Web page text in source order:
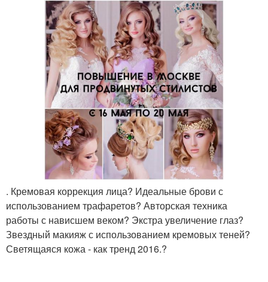
. Кремовая коррекция лица? Идеальные брови с
использованием трафаретов? Авторская техника
работы с нависшем веком? Экстра увеличение глаз?
Звездный макияж с использованием кремовых теней?
Светящаяся кожа - как тренд 2016.?